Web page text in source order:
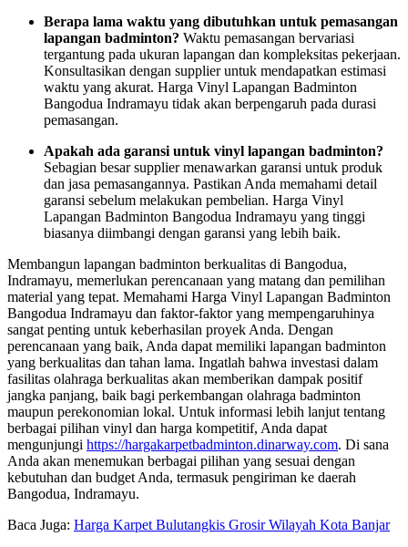
Berapa lama waktu yang dibutuhkan untuk pemasangan
lapangan badminton? Waktu pemasangan bervariasi
tergantung pada ukuran lapangan dan kompleksitas pekerjaan.
Konsultasikan dengan supplier untuk mendapatkan estimasi
waktu yang akurat. Harga Vinyl Lapangan Badminton
Bangodua Indramayu tidak akan berpengaruh pada durasi
pemasangan.
Apakah ada garansi untuk vinyl lapangan badminton?
Sebagian besar supplier menawarkan garansi untuk produk
dan jasa pemasangannya. Pastikan Anda memahami detail
garansi sebelum melakukan pembelian. Harga Vinyl
Lapangan Badminton Bangodua Indramayu yang tinggi
biasanya diimbangi dengan garansi yang lebih baik.
Membangun lapangan badminton berkualitas di Bangodua,
Indramayu, memerlukan perencanaan yang matang dan pemilihan
material yang tepat. Memahami Harga Vinyl Lapangan Badminton
Bangodua Indramayu dan faktor-faktor yang mempengaruhinya
sangat penting untuk keberhasilan proyek Anda. Dengan
perencanaan yang baik, Anda dapat memiliki lapangan badminton
yang berkualitas dan tahan lama. Ingatlah bahwa investasi dalam
fasilitas olahraga berkualitas akan memberikan dampak positif
jangka panjang, baik bagi perkembangan olahraga badminton
maupun perekonomian lokal. Untuk informasi lebih lanjut tentang
berbagai pilihan vinyl dan harga kompetitif, Anda dapat
mengunjungi https://hargakarpetbadminton.dinarway.com. Di sana
Anda akan menemukan berbagai pilihan yang sesuai dengan
kebutuhan dan budget Anda, termasuk pengiriman ke daerah
Bangodua, Indramayu.
Baca Juga: Harga Karpet Bulutangkis Grosir Wilayah Kota Banjar